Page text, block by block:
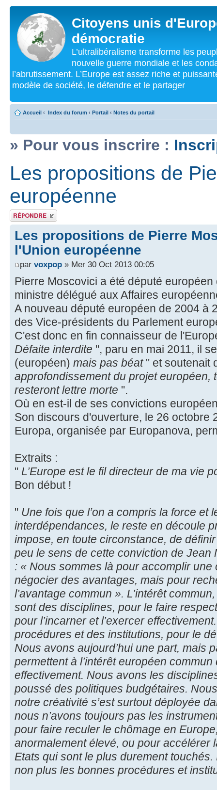
Citoyens unis
démocratie
L’ultralibéralisme transforme les
nouvelle guerre mondiale et les
l’abrutissement. L’Europe est assez riche et
modèle de société, le défendre et le partager
Accueil ‹ Index du forum ‹ Portail ‹ Notes du portail
» Pour vous inscrire :
Les propositions de
européenne
Répondre
Les propositions de Pierre
l'Union européenne
par voxpop » Mer 30 Oct 2013 00:05
Pierre Moscovici a été député
ministre délégué aux Affaires
A nouveau député européen de 2004 à
des Vice-présidents du Parlement
C'est donc en fin connaisseur de
Défaite interdite ", paru en mai 2011, il
(européen) mais pas béat" et soutenait
approfondissement du projet européen,
resteront lettre morte ".
Où en est-il de ses convictions
Son discours d'ouverture, le 26 octobre
Europa, organisée par Europanova,
Extraits :
" L’Europe est le fil directeur de ma vie
Bon début !
" Une fois que l’on a compris la force et
interdépendances, le reste en découle
impose, en toute circonstance, de définir
peu le sens de cette conviction de Jean
: « Nous sommes là pour accomplir
négocier des avantages, mais pour
l’avantage commun ». L’intérêt
sont des disciplines, pour le faire
pour l’incarner et l’exercer
procédures et des institutions, pour le
Nous avons aujourd’hui une part, mais
permettent à l’intérêt européen
effectivement. Nous avons les
poussé des politiques budgétaires.
notre créativité s’est surtout déployée
nous n’avons toujours pas les
pour faire reculer le chômage en
anormalement élevé, ou pour accélérer
Etats qui sont le plus durement touchés.
non plus les bonnes procédures et